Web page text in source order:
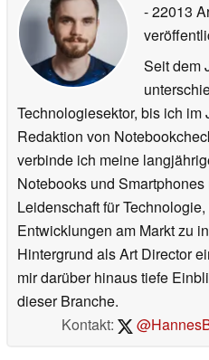
- 22013
Seit dem
Technologiesektor, bis ich im
Redaktion von
verbinde ich meine
Notebooks und
Leidenschaft für
Entwicklungen am Markt zu
Hintergrund als Art Director
mir darüber hinaus tiefe
dieser Branche.
Kontakt: